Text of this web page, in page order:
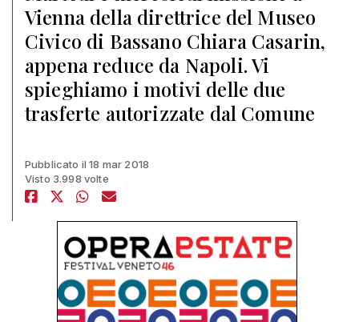
Vienna della direttrice del Museo
Civico di Bassano Chiara Casarin,
appena reduce da Napoli. Vi
spieghiamo i motivi delle due
trasferte autorizzate dal Comune
Pubblicato il 18 mar 2018
Visto 3.998 volte